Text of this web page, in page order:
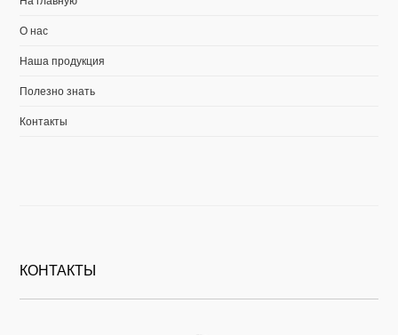
О нас
Наша продукция
Полезно знать
Контакты
КОНТАКТЫ